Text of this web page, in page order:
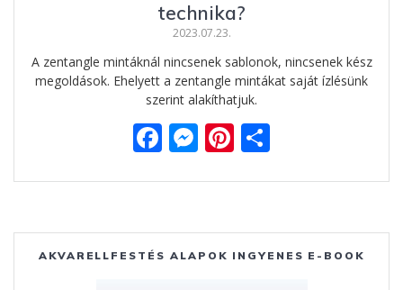
technika?
2023.07.23.
A zentangle mintáknál nincsenek sablonok, nincsenek kész
megoldások. Ehelyett a zentangle mintákat saját ízlésünk
szerint alakíthatjuk.
F
e
b
o
M
ss
e
n
Pi
er
e
st
za
m
e
AKVARELLFESTÉS ALAPOK INGYENES E-BOOK